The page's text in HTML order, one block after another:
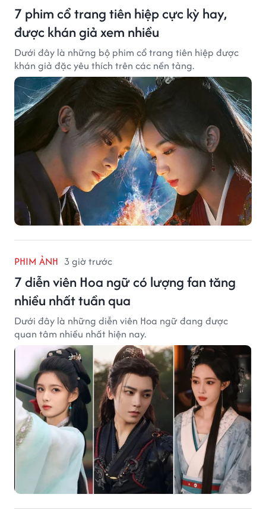
7 phim cổ trang tiên hiệp cực kỳ hay,
được khán giả xem nhiều
Dưới đây là những bộ phim cổ trang tiên hiệp được
khán giả đặc yêu thích trên các nền tảng.
PHIM ẢNH 3 giờ trước
7 diễn viên Hoa ngữ có lượng fan tăng
nhiều nhất tuần qua
Dưới đây là những diễn viên Hoa ngữ đang được
quan tâm nhiều nhất hiện nay.